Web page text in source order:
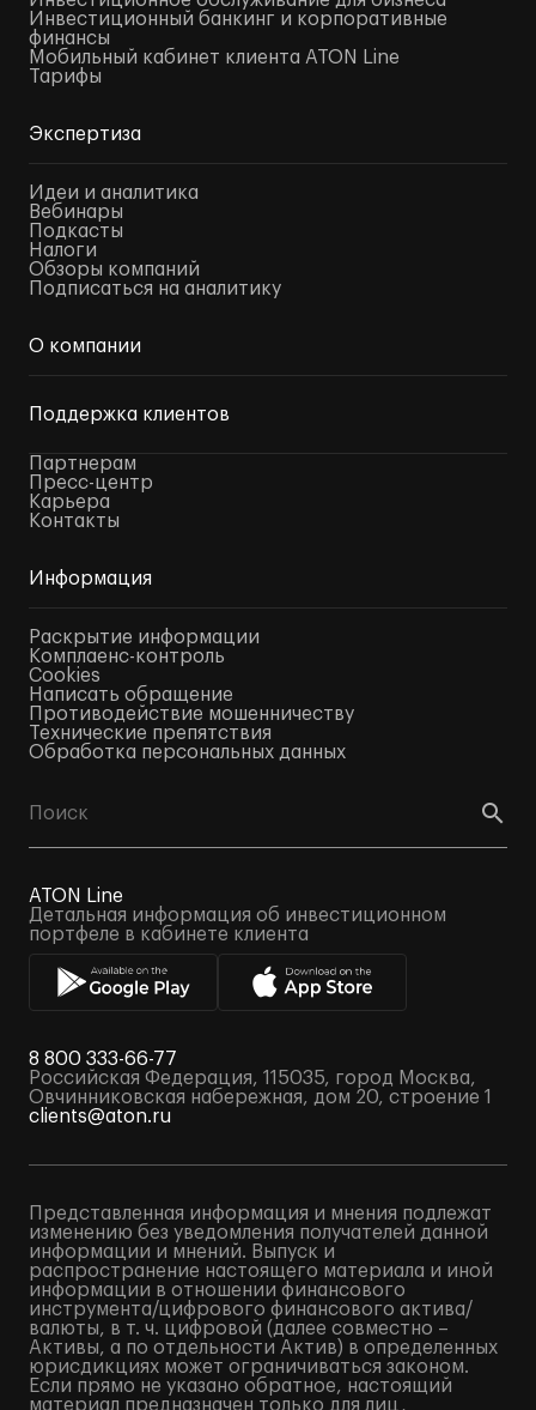
Инвестиционный банкинг и корпоративные
финансы
Мобильный кабинет клиента ATON Line
Тарифы
Экспертиза
Идеи и аналитика
Вебинары
Подкасты
Налоги
Обзоры компаний
Подписаться на аналитику
О компании
Поддержка клиентов
Партнерам
Пресс-центр
Карьера
Контакты
Информация
Раскрытие информации
Комплаенс-контроль
Cookies
Написать обращение
Противодействие мошенничеству
Технические препятствия
Обработка персональных данных
ATON Line
Детальная информация об инвестиционном
портфеле в кабинете клиента
8 800 333-66-77
Российская Федерация, 115035, город Москва,
Овчинниковская набережная, дом 20, строение 1
clients@aton.ru
Представленная информация и мнения подлежат
изменению без уведомления получателей данной
информации и мнений. Выпуск и
распространение настоящего материала и иной
информации в отношении финансового
инструмента/цифрового финансового актива/
валюты, в т. ч. цифровой (далее совместно –
Активы, а по отдельности Актив) в определенных
юрисдикциях может ограничиваться законом.
Если прямо не указано обратное, настоящий
материал предназначен только для лиц,